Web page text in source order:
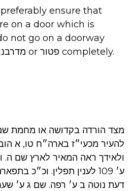
ensure that
on a door which is
which is obligated מדרבנן or פטור completely.
מצד הורדה בקדושה או מחמת
להעיר מכעי״ז בארה״ח טו, א
ולאידך ראה המאיר לארץ שם ה.
ע׳ 109 לענין תפלין. וכ״כ
דעת נוטה ב ע׳ רפה. שם ג ע׳